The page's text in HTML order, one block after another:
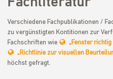
Verschiedene Fachpublikationen /
zu vergünstigten Kontitionen zur
Fachschriften wie
„Fenster
„Richtlinie zur visuellen
höchst gefragt.